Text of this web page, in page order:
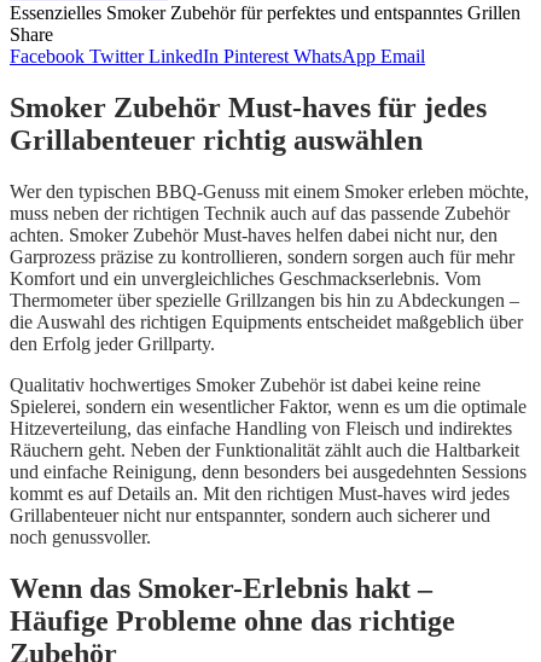
Essenzielles Smoker Zubehör für perfektes und entspanntes Grillen
Share
Facebook Twitter LinkedIn Pinterest WhatsApp Email
Smoker Zubehör Must-haves für jedes
Grillabenteuer richtig auswählen
Wer den typischen BBQ-Genuss mit einem Smoker erleben möchte,
muss neben der richtigen Technik auch auf das passende Zubehör
achten. Smoker Zubehör Must-haves helfen dabei nicht nur, den
Garprozess präzise zu kontrollieren, sondern sorgen auch für mehr
Komfort und ein unvergleichliches Geschmackserlebnis. Vom
Thermometer über spezielle Grillzangen bis hin zu Abdeckungen –
die Auswahl des richtigen Equipments entscheidet maßgeblich über
den Erfolg jeder Grillparty.
Qualitativ hochwertiges Smoker Zubehör ist dabei keine reine
Spielerei, sondern ein wesentlicher Faktor, wenn es um die optimale
Hitzeverteilung, das einfache Handling von Fleisch und indirektes
Räuchern geht. Neben der Funktionalität zählt auch die Haltbarkeit
und einfache Reinigung, denn besonders bei ausgedehnten Sessions
kommt es auf Details an. Mit den richtigen Must-haves wird jedes
Grillabenteuer nicht nur entspannter, sondern auch sicherer und
noch genussvoller.
Wenn das Smoker-Erlebnis hakt –
Häufige Probleme ohne das richtige
Zubehör